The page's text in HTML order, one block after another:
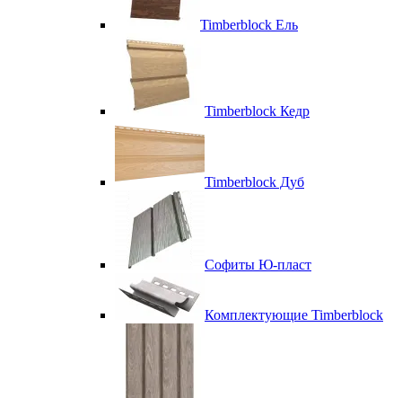
Timberblock Ель
Timberblock Кедр
Timberblock Дуб
Софиты Ю-пласт
Комплектующие Timberblock